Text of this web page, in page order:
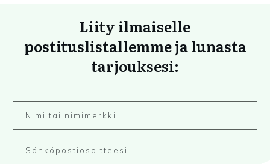
Liity ilmaiselle
postituslistallemme ja lunasta
tarjouksesi: